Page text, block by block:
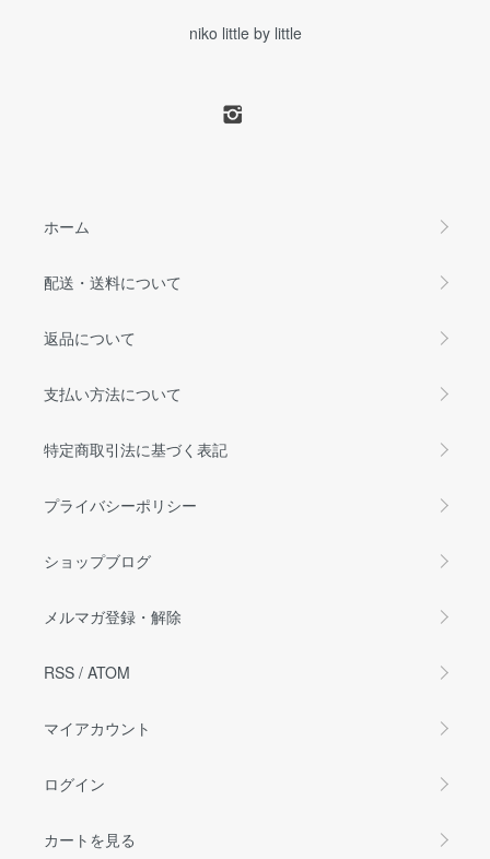
niko little by little
ホーム
配送・送料について
返品について
支払い方法について
特定商取引法に基づく表記
プライバシーポリシー
ショップブログ
メルマガ登録・解除
RSS / ATOM
マイアカウント
ログイン
カートを見る